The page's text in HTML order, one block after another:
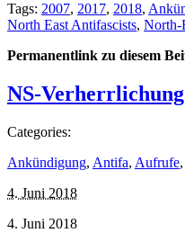
Tags: 2007, 2017, 2018,
North East Antifascists, North-
Permanentlink zu diesem
NS-Verherrlichung
Categories:
Ankündigung, Antifa, Aufrufe,
4. Juni 2018
4. Juni 2018